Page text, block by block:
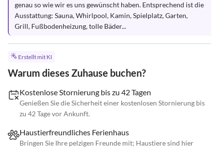
genau so wie wir es uns gewünscht haben. Entsprechend ist die
Ausstattung: Sauna, Whirlpool, Kamin, Spielplatz, Garten,
Grill, Fußbodenheizung, tolle Bäder...
Erstellt mit KI
Warum dieses Zuhause buchen?
Kostenlose Stornierung bis zu 42 Tagen
Genießen Sie die Sicherheit einer kostenlosen Stornierung bis
zu 42 Tage vor Ankunft.
Haustierfreundliches Ferienhaus
Bringen Sie Ihre pelzigen Freunde mit; Haustiere sind hier